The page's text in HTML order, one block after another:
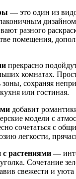
— это один из
разного
помещения,
прекрасно
комнатах.
зоны, сохраняя
или гостиная.
добавит
модели с
сочетаться с
легкости,
растениями —
Сочетание
свежести и